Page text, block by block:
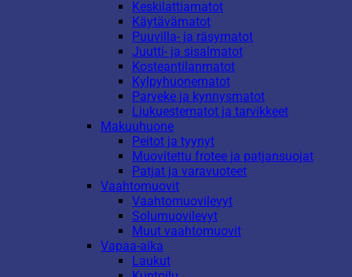
Keskilattiamatot
Käytävämatot
Puuvilla- ja räsymatot
Juutti- ja sisalmatot
Kosteantilanmatot
Kylpyhuonematot
Parveke ja kynnysmatot
Liukuestematot ja tarvikkeet
Makuuhuone
Peitot ja tyynyt
Muovitettu frotee ja patjansuojat
Patjat ja varavuoteet
Vaahtomuovit
Vaahtomuovilevyt
Solumuovilevyt
Muut vaahtomuovit
Vapaa-aika
Laukut